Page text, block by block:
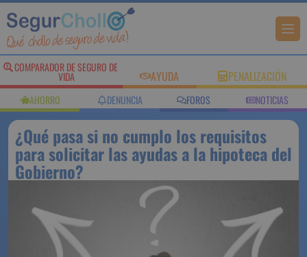
COMPARADOR DE SEGURO DE
VIDA AYUDA PENALIZACIÓN
AHORRO DENUNCIA FOROS NOTICIAS
¿Qué pasa si no cumplo los requisitos
para solicitar las ayudas a la hipoteca del
Gobierno?